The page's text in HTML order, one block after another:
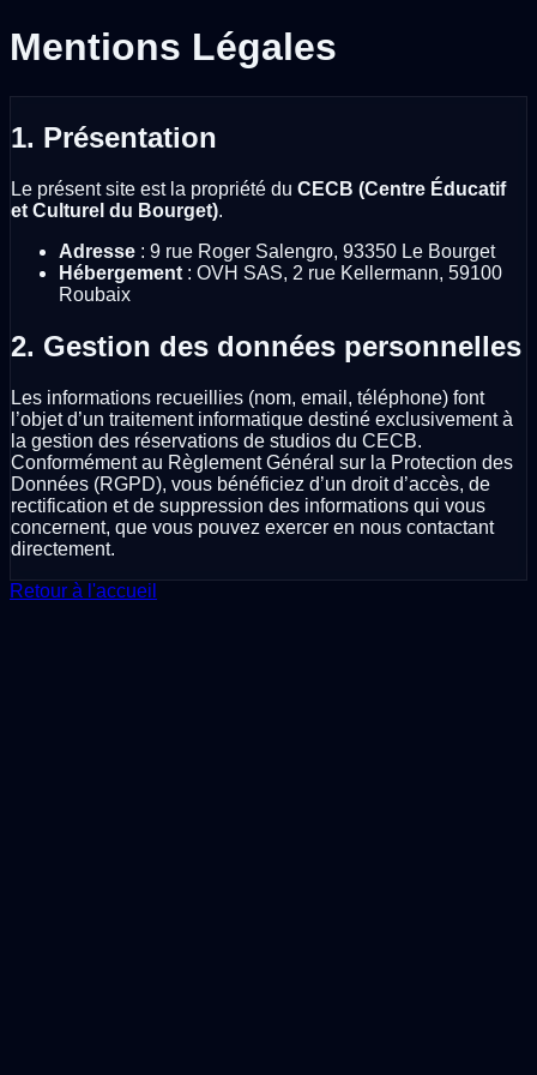
Mentions Légales
1. Présentation
Le présent site est la propriété du CECB (Centre Éducatif
et Culturel du Bourget).
Adresse : 9 rue Roger Salengro, 93350 Le Bourget
Hébergement : OVH SAS, 2 rue Kellermann, 59100
Roubaix
2. Gestion des données personnelles
Les informations recueillies (nom, email, téléphone) font
l’objet d’un traitement informatique destiné exclusivement à
la gestion des réservations de studios du CECB.
Conformément au Règlement Général sur la Protection des
Données (RGPD), vous bénéficiez d’un droit d’accès, de
rectification et de suppression des informations qui vous
concernent, que vous pouvez exercer en nous contactant
directement.
Retour à l'accueil